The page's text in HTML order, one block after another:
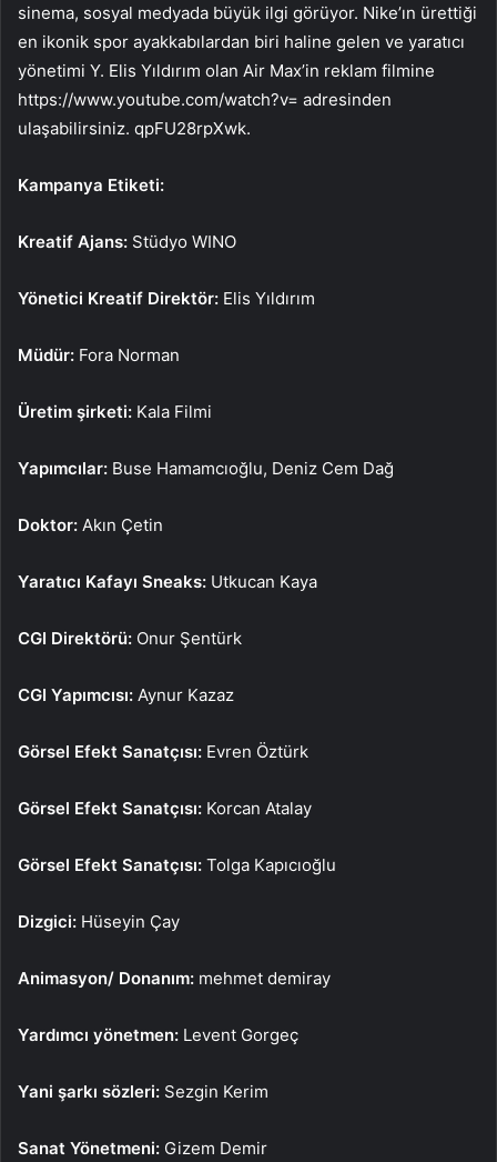
sinema, sosyal medyada büyük ilgi görüyor. Nike’ın ürettiği
en ikonik spor ayakkabılardan biri haline gelen ve yaratıcı
yönetimi Y. Elis Yıldırım olan Air Max’in reklam filmine
https://www.youtube.com/watch?v= adresinden
ulaşabilirsiniz. qpFU28rpXwk.
Kampanya Etiketi:
Kreatif Ajans: Stüdyo WINO
Yönetici Kreatif Direktör: Elis Yıldırım
Müdür: Fora Norman
Üretim şirketi: Kala Filmi
Yapımcılar: Buse Hamamcıoğlu, Deniz Cem Dağ
Doktor: Akın Çetin
Yaratıcı Kafayı Sneaks: Utkucan Kaya
CGI Direktörü: Onur Şentürk
CGI Yapımcısı: Aynur Kazaz
Görsel Efekt Sanatçısı: Evren Öztürk
Görsel Efekt Sanatçısı: Korcan Atalay
Görsel Efekt Sanatçısı: Tolga Kapıcıoğlu
Dizgici: Hüseyin Çay
Animasyon/ Donanım: mehmet demiray
Yardımcı yönetmen: Levent Gorgeç
Yani şarkı sözleri: Sezgin Kerim
Sanat Yönetmeni: Gizem Demir